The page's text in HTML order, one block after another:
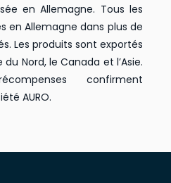
en Allemagne. Tous les
en Allemagne dans plus de
Les produits sont exportés
du Nord, le Canada et l’Asie.
confirment
AURO.